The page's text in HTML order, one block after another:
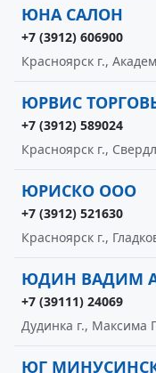
ЮНА САЛОН
+7 (3912) 606900
Красноярск г.,
ЮРВИС
+7 (3912) 589024
Красноярск г.,
ЮРИСКО ООО
+7 (3912) 521630
Красноярск г.,
ЮДИН ВАДИМ
+7 (39111) 24069
Дудинка г., Максима
ЮГ